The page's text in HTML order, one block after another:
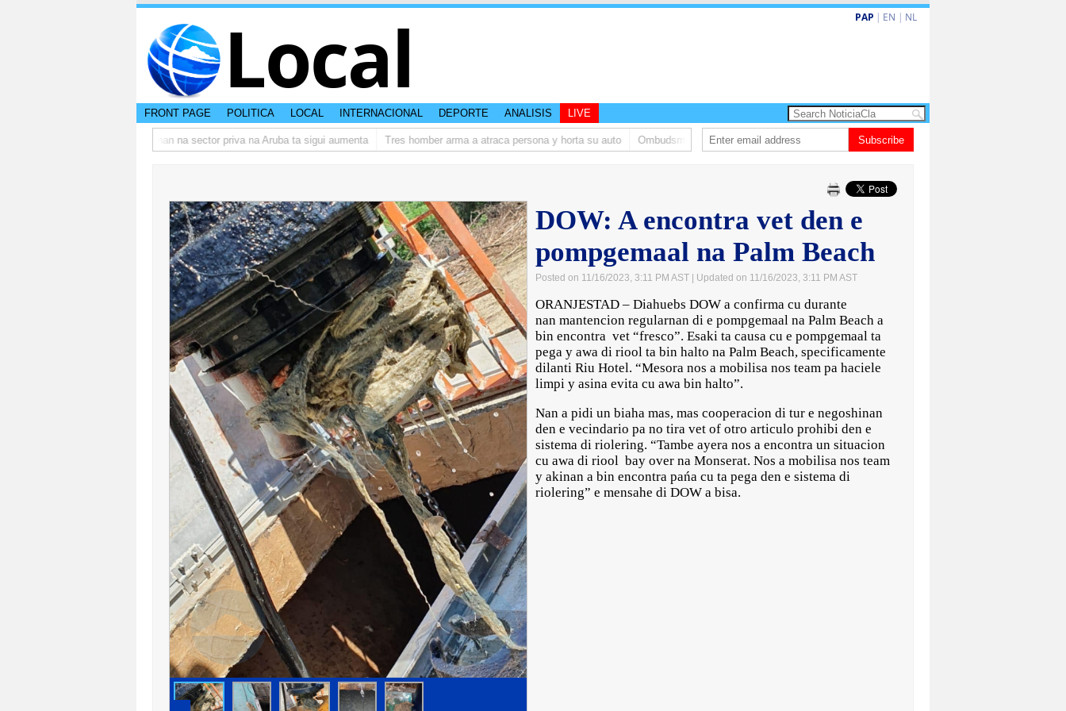
Local PAP | EN | NL
FRONT PAGE POLITICA LOCAL INTERNACIONAL DEPORTE ANALISIS LIVE
Prestamonan na sector priva na Aruba ta sigui aumenta Tres homber arma a atraca persona y horta su auto Ombudsman ta bishita barionan pa atende kehonan di ciudadano
Subscribe
DOW: A encontra vet den e
pompgemaal na Palm Beach
Posted on 11/16/2023, 3:11 PM AST | Updated on 11/16/2023, 3:11 PM AST
ORANJESTAD – Diahuebs DOW a confirma cu durante
nan mantencion regularnan di e pompgemaal na Palm Beach a
bin encontra vet “fresco”. Esaki ta causa cu e pompgemaal ta
pega y awa di riool ta bin halto na Palm Beach, specificamente
dilanti Riu Hotel. “Mesora nos a mobilisa nos team pa haciele
limpi y asina evita cu awa bin halto”.
Nan a pidi un biaha mas, mas cooperacion di tur e negoshinan
den e vecindario pa no tira vet of otro articulo prohibi den e
sistema di riolering. “Tambe ayera nos a encontra un situacion
cu awa di riool bay over na Monserat. Nos a mobilisa nos team
y akinan a bin encontra pańa cu ta pega den e sistema di
riolering” e mensahe di DOW a bisa.